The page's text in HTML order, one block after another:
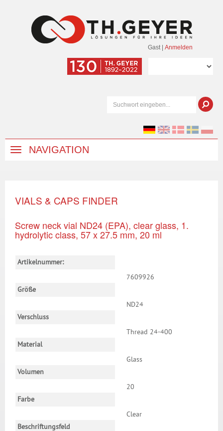
Gast Anmelden
NAVIGATION
VIALS & CAPS FINDER
Screw neck vial ND24 (EPA), clear glass, 1.
hydrolytic class, 57 x 27.5 mm, 20 ml
Artikelnummer:
7609926
Größe
ND24
Verschluss
Thread 24-400
Material
Glass
Volumen
20
Farbe
Clear
Beschriftungsfeld